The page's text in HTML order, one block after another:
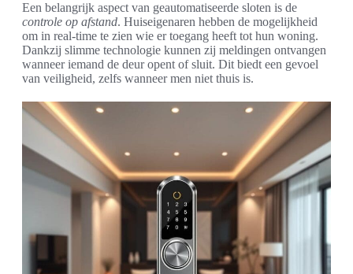
Een belangrijk aspect van geautomatiseerde sloten is de
controle op afstand. Huiseigenaren hebben de mogelijkheid
om in real-time te zien wie er toegang heeft tot hun woning.
Dankzij slimme technologie kunnen zij meldingen ontvangen
wanneer iemand de deur opent of sluit. Dit biedt een gevoel
van veiligheid, zelfs wanneer men niet thuis is.